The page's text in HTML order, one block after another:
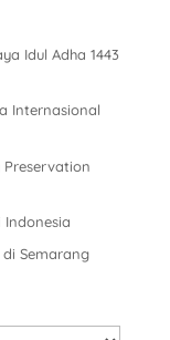
Idul Adha 1443
Internasional
Indonesia
Semarang